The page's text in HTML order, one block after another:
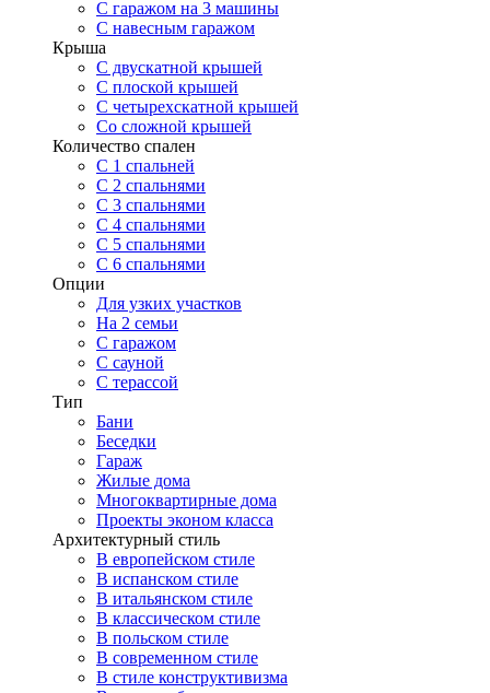
С гаражом на 3 машины
С навесным гаражом
Крыша
С двускатной крышей
С плоской крышей
С четырехскатной крышей
Со сложной крышей
Количество спален
С 1 спальней
С 2 спальнями
С 3 спальнями
С 4 спальнями
С 5 спальнями
С 6 спальнями
Опции
Для узких участков
На 2 семьи
С гаражом
С сауной
С терассой
Тип
Бани
Беседки
Гараж
Жилые дома
Многоквартирные дома
Проекты эконом класса
Архитектурный стиль
В европейском стиле
В испанском стиле
В итальянском стиле
В классическом стиле
В польском стиле
В современном стиле
В стиле конструктивизма